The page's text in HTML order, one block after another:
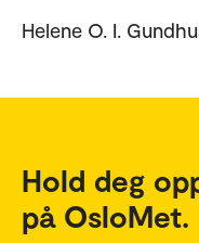
Helene O. I.
Hold deg
på OsloMet.